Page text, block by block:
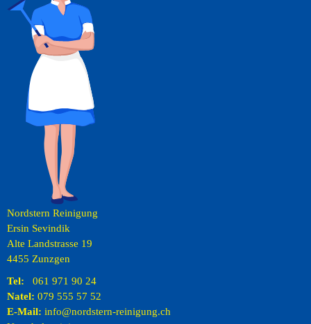
Nordstern Reinigung
Ersin Sevindik
Alte Landstrasse 19
4455 Zunzgen
Tel: 061 971 90 24
Natel: 079 555 57 52
E-Mail: info@nordstern-reinigung.ch